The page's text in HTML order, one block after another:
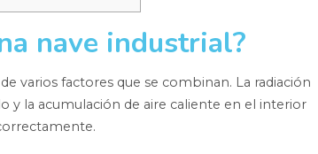
nave industrial?
varios factores que se combinan. La radiación
y la acumulación de aire caliente en el interior